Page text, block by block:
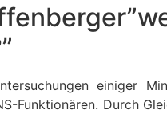
einiger
Funktionären. Durch